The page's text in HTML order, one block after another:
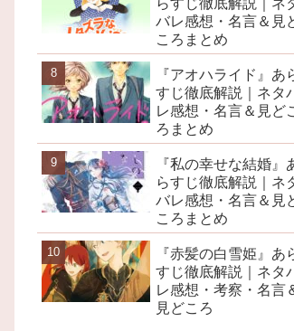
らすじ徹底解説｜ネ
バレ感想・名言＆見
ころまとめ
『アオハライド』あ
すじ徹底解説｜ネタ
レ感想・名言＆見ど
ろまとめ
『私の幸せな結婚』
らすじ徹底解説｜ネ
バレ感想・名言＆見
ころまとめ
『赤髪の白雪姫』あ
すじ徹底解説｜ネタ
レ感想・考察・名言
見どころ